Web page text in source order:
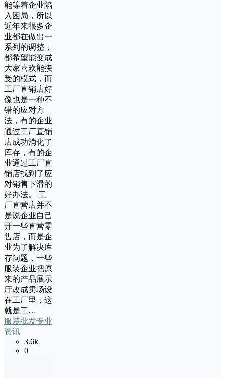
能等着企业陷
入困局，所以
近年来很多企
业都在做出一
系列的调整，
都希望能变成
大家喜欢能接
受的模式，而
工厂直销店好
像也是一种不
错的应对方
法，有的企业
通过工厂直销
店成功消化了
库存，有的企
业通过工厂直
销店找到了应
对销售下滑的
好办法。 工
厂直营店并不
是说企业自己
开一些直营零
售店，而是企
业为了解决库
存问题，一些
服装企业把原
来的产品展示
厅改成卖场设
在工厂里，这
就是工…
服装批发专业
资讯
3.6k
0